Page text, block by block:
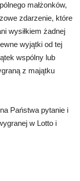
małżonków,
zdarzenie, które
wysiłkiem żadnej
wyjątki od tej
wspólny lub
z majątku
Państwa pytanie i
w Lotto i